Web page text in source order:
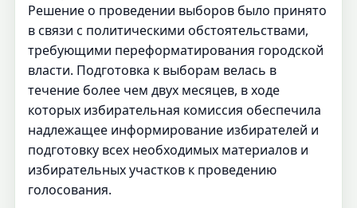
Решение о проведении выборов было принято
в связи с политическими обстоятельствами,
требующими переформатирования городской
власти. Подготовка к выборам велась в
течение более чем двух месяцев, в ходе
которых избирательная комиссия обеспечила
надлежащее информирование избирателей и
подготовку всех необходимых материалов и
избирательных участков к проведению
голосования.